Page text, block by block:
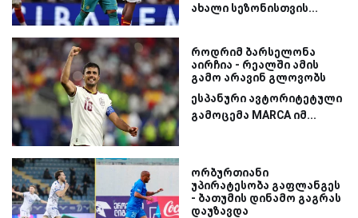
ახალი სეზონისთვის...
როდრიმ ბარსელონა
აირჩია - რეალში ამის
გამო არავინ გლოვობს
ესპანური ავტორიტეტული
გამოცემა MARCA იმ...
ორბურთიანი
უპირატესობა გაფლანგეს
- ბათუმის დინამო გაგრას
დაუზავდა